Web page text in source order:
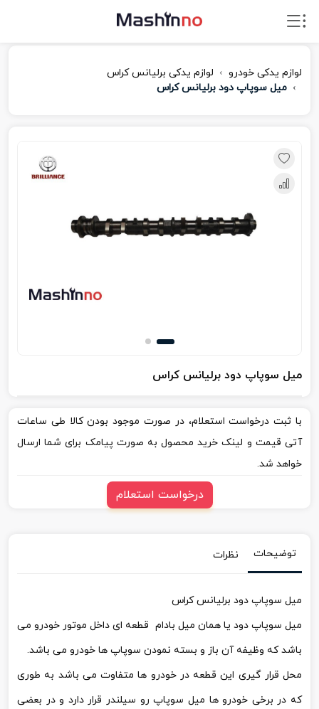
لوازم یدکی خودرو
لوازم یدکی برلیانس کراس
میل سوپاپ دود برلیانس کراس
میل سوپاپ دود برلیانس کراس
با ثبت درخواست استعلام، در صورت موجود بودن کالا طی ساعات
آتی قیمت و لینک خرید محصول به صورت پیامک برای شما ارسال
خواهد شد.
درخواست استعلام
توضیحات نظرات
میل سوپاپ دود برلیانس کراس
میل سوپاپ دود یا همان میل بادام قطعه ای داخل موتور خودرو می
باشد که وظیفه آن باز و بسته نمودن سوپاپ ها خودرو می باشد.
محل قرار گیری این قطعه در خودرو ها متفاوت می باشد به طوری
که در برخی خودرو ها میل سوپاپ رو سیلندر قرار دارد و در بعضی